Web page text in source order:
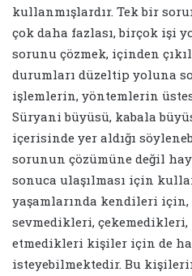
kullanmışlardır. Tek bir
çok daha fazlası, birçok işi
sorunu çözmek, içinden
durumları düzeltip yoluna
işlemlerin, yöntemlerin
Süryani büyüsü, kabala
içerisinde yer aldığı
sorunun çözümüne değil
sonuca ulaşılması için
yaşamlarında kendileri
sevmedikleri, çekemedikleri,
etmedikleri kişiler için de
isteyebilmektedir. Bu